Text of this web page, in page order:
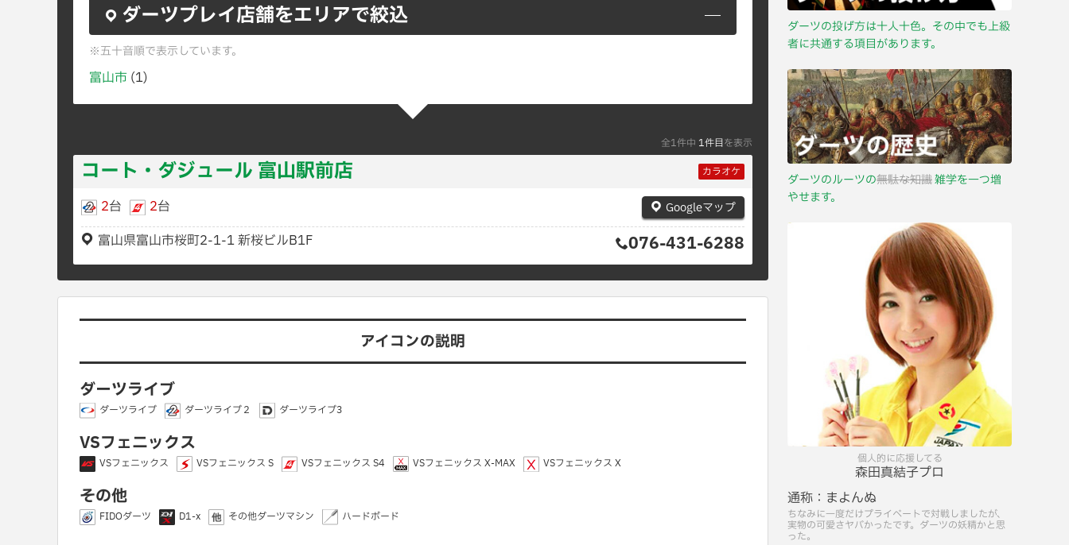
ダーツプレイ店舗をエリアで絞込
※五十音順で表示しています。
富山市 (1)
全1件中 1件目を表示
コート・ダジュール 富山駅前店 カラオケ
2台 2台 Googleマップ
富山県富山市桜町2-1-1 新桜ビルB1F 076-431-6288
アイコンの説明
ダーツライブ
ダーツライブ ダーツライブ２ ダーツライブ3
VSフェニックス
VSフェニックス VSフェニックス S VSフェニックス S4 VSフェニックス X-MAX VSフェニックス X
その他
FIDOダーツ D1-x その他ダーツマシン ハードボード
ダーツの投げ方は十人十色。その中でも上級
者に共通する項目があります。
ダーツのルーツの無駄な知識雑学を一つ増
やせます。
個人的に応援してる
森田真結子プロ
通称： まよんぬ
ちなみに一度だけプライベートで対戦しましたが、
実物の可愛さヤバかったです。ダーツの妖精かと思
った。